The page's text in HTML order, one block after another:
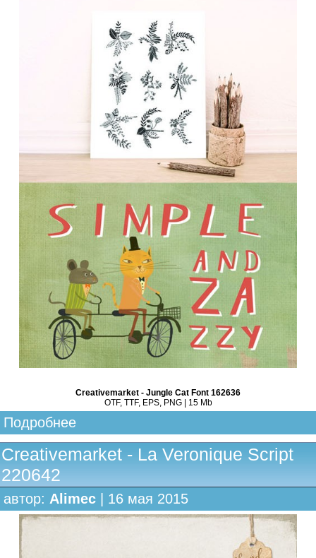
Creativemarket - Jungle Cat Font 162636
OTF, TTF, EPS, PNG | 15 Mb
Подробнее
Creativemarket - La Veronique Script
220642
автор: Alimec | 16 мая 2015